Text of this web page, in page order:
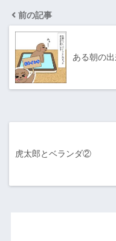
前の記事
ある朝の
虎太郎とベランダ②